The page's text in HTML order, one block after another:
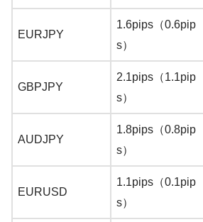
EURJPY
1.6pips（0.6pip
s）
GBPJPY
2.1pips（1.1pip
s）
AUDJPY
1.8pips（0.8pip
s）
EURUSD
1.1pips（0.1pip
s）